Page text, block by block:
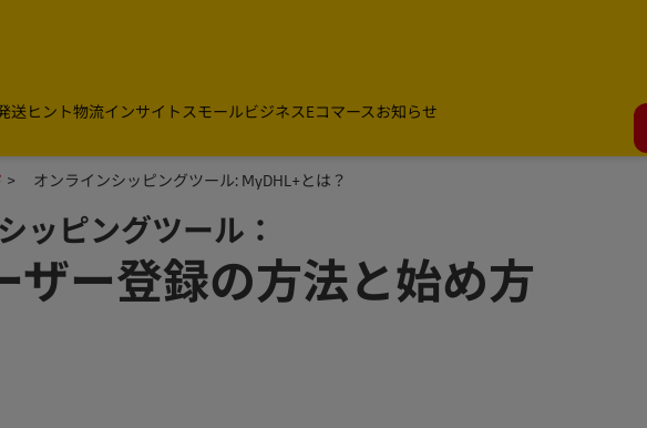
送ヒント物流インサイトスモールビジネスEコマースお知らせ
オンラインシッピングツール: MyDHL+とは？
ッピングツール：
ザー登録の方法と始め方